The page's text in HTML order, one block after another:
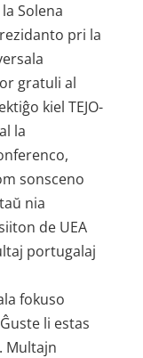
Solena
pri la
gratuli al
kiel TEJO-
la
sonsceno
nia
de UEA
portugalaj
fokuso
li estas
Multajn